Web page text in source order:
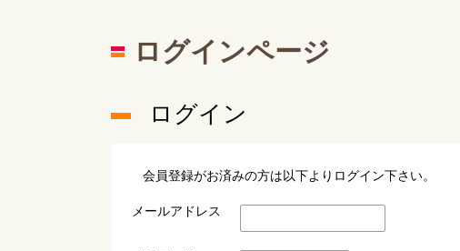
ログインページ
ログイン
会員登録がお済みの方は以下よりログイン下さい。
メールアドレス